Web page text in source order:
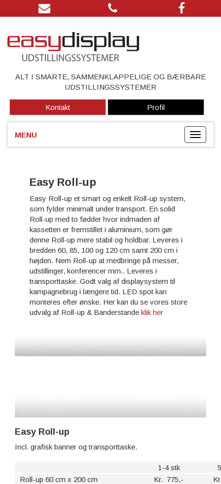
ALT I SMARTE, SAMMENKLAPPELIGE OG BÆRBARE
UDSTILLINGSSYSTEMER
Kontakt Profil
Easy Roll-up
Easy Roll-up et smart og enkelt Roll-up system,
som fylder minimalt under transport. En solid
Roll-up med to fødder hvor indmaden af
kassetten er fremstillet i aluminium, som gør
denne Roll-up mere stabil og holdbar. Leveres i
bredden 60, 85, 100 og 120 cm samt 200 cm i
højden. Nem Roll-up at medbringe på messer,
udstillinger, konferencer mm.. Leveres i
transporttaske. Godt valg af displaysystem til
kampagnebrug i længere tid. LED spot kan
monteres efter ønske. Her kan du se vores store
udvalg af Roll-up & Banderstande klik her
Easy Roll-up
Incl. grafisk banner og transporttaske.
1-4 stk
Roll-up 60 cm x 200 cm
Kr. 775,-